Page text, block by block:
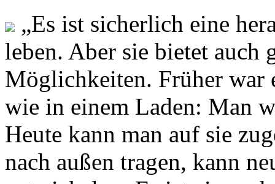
„Es ist sicherlich eine
leben. Aber sie bietet auch
Möglichkeiten. Früher war
wie in einem Laden: Man
Heute kann man auf sie
nach außen tragen, kann